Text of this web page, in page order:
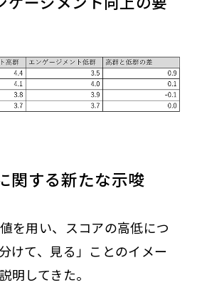
関する新たな示唆
を用い、スコアの高低につ
けて、見る」ことのイメー
明してきた。